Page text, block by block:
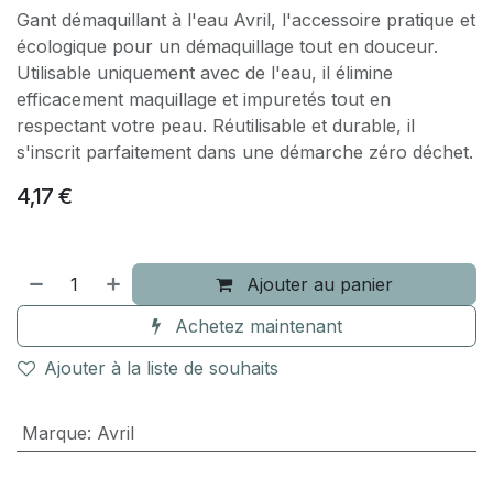
Gant démaquillant à l'eau Avril, l'accessoire pratique et
écologique pour un démaquillage tout en douceur.
Utilisable uniquement avec de l'eau, il élimine
efficacement maquillage et impuretés tout en
respectant votre peau. Réutilisable et durable, il
s'inscrit parfaitement dans une démarche zéro déchet.
4,17 €
Ajouter au panier
Achetez maintenant
Ajouter à la liste de souhaits
Marque: Avril